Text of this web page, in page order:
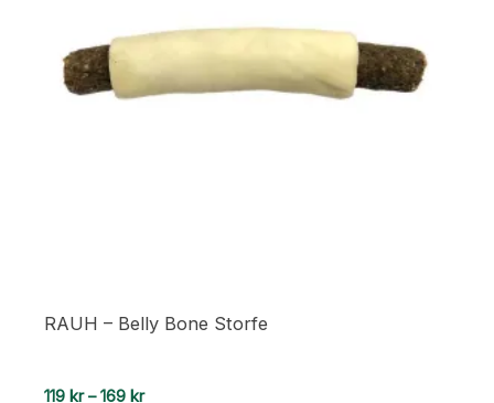
RAUH – Belly Bone Storfe
119 kr – 169 krPrisområde: